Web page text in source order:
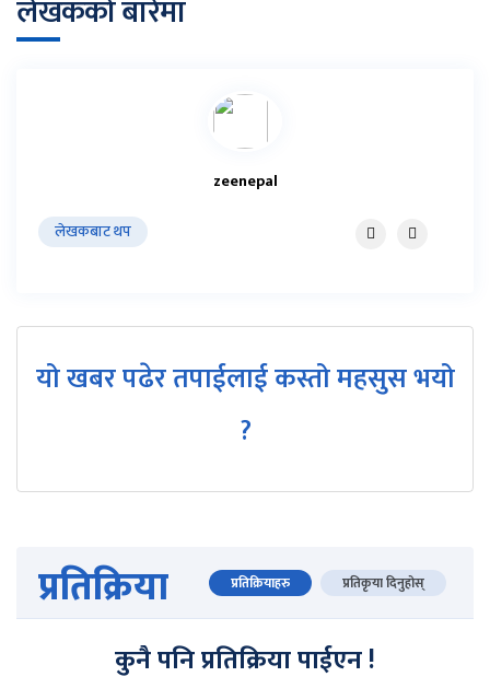
लेखकको बारेमा
zeenepal
लेखकबाट थप
यो खबर पढेर तपाईलाई कस्तो महसुस भयो
?
प्रतिक्रिया प्रतिक्रियाहरु प्रतिकृया दिनुहोस्
कुनै पनि प्रतिक्रिया पाईएन !